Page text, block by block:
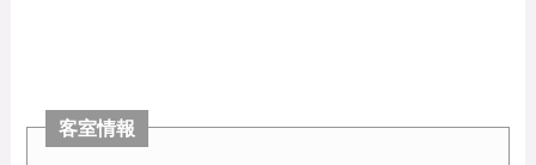
客室情報